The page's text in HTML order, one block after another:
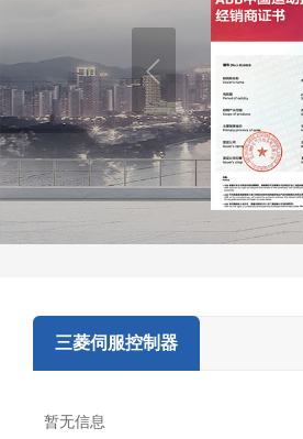
三菱伺服控制器
暂无信息